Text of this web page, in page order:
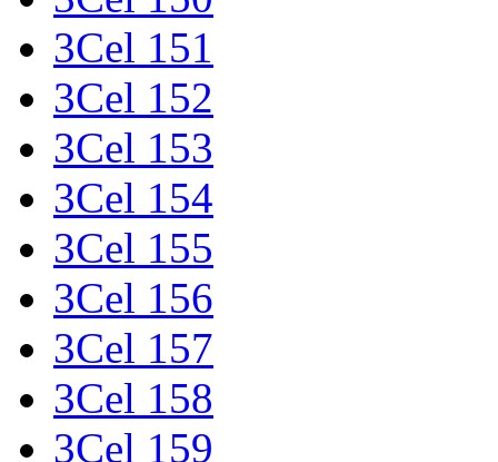
3Cel 151
3Cel 152
3Cel 153
3Cel 154
3Cel 155
3Cel 156
3Cel 157
3Cel 158
3Cel 159